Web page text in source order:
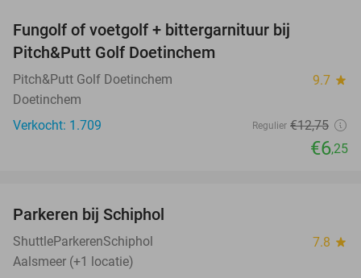
Fungolf of voetgolf + bittergarnituur bij
Pitch&Putt Golf Doetinchem
Pitch&Putt Golf Doetinchem 9.7 star
Doetinchem
Verkocht: 1.709
Regulier €12,75
€6,25
Parkeren bij Schiphol
ShuttleParkerenSchiphol 7.8 star
Aalsmeer (+1 locatie)